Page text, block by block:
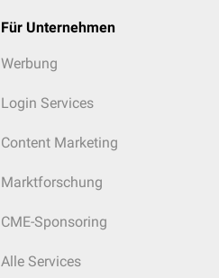
Für Unternehmen
Werbung
Login Services
Content Marketing
Marktforschung
CME-Sponsoring
Alle Services